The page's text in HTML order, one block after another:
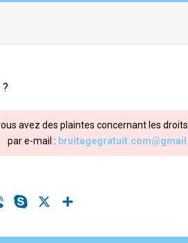
avez des plaintes concernant les
par e-mail :
Viber Skype